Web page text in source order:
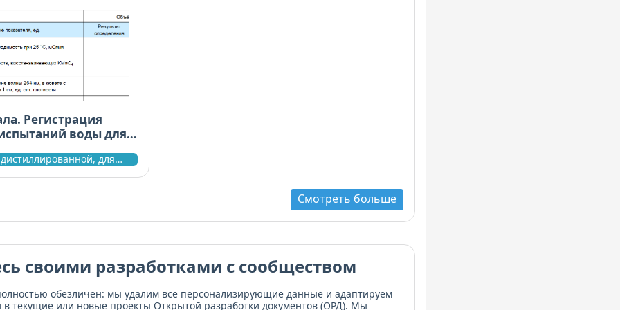
Регистрация
воды для
Смотреть больше
своими разработками с сообществом
обезличен: мы удалим все персонализирующие данные и адаптируем
в текущие или новые проекты Открытой разработки документов (ОРД). Мы